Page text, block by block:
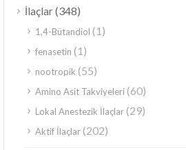
İlaçlar(348)
1,4-Bütandiol (1)
fenasetin (1)
nootropik (55)
Amino Asit Takviyeleri(60)
Lokal Anestezik İlaçlar(29)
Aktif İlaçlar(202)